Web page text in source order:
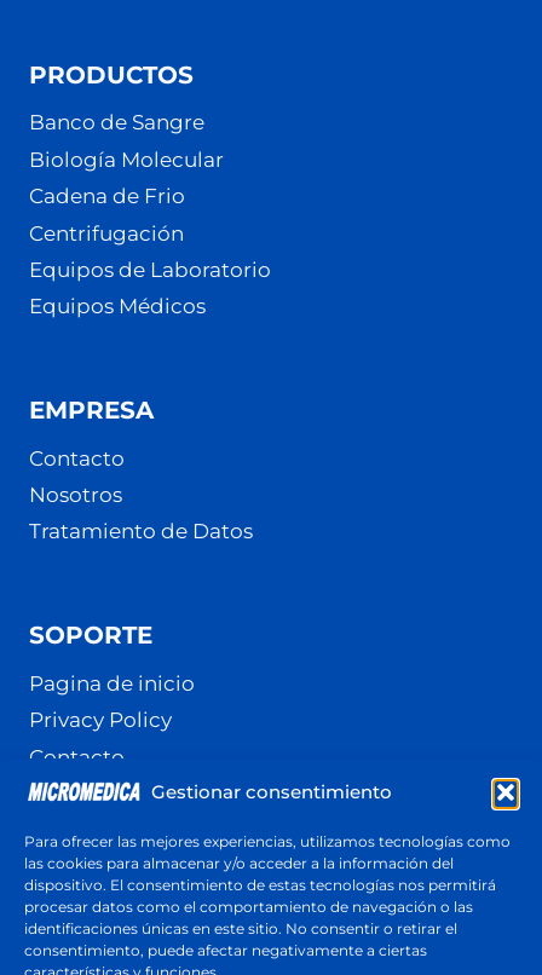
Gestionar consentimiento
Para ofrecer las mejores experiencias, utilizamos tecnologías como
las cookies para almacenar y/o acceder a la información del
dispositivo. El consentimiento de estas tecnologías nos permitirá
procesar datos como el comportamiento de navegación o las
identificaciones únicas en este sitio. No consentir o retirar el
consentimiento, puede afectar negativamente a ciertas
PRODUCTOS
Banco de Sangre
Biología Molecular
Cadena de Frio
Centrifugación
Equipos de Laboratorio
Equipos Médicos
EMPRESA
Contacto
Nosotros
Tratamiento de Datos
SOPORTE
Pagina de inicio
Privacy Policy
Contacto
Terminos y Condiciones
Política de cookies (UE)
Cotización
Respuesta en menos de 24 horas